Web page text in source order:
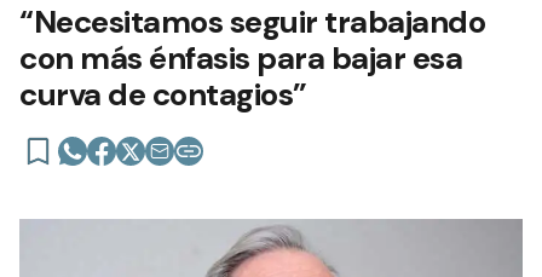
“Necesitamos seguir trabajando
con más énfasis para bajar esa
curva de contagios”